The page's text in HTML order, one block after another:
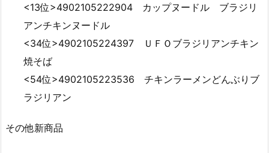
<13位>4902105222904 カップヌードル ブラジリ
アンチキンヌードル
<34位>4902105224397 ＵＦＯブラジリアンチキン
焼そば
<54位>4902105223536 チキンラーメンどんぶりブ
ラジリアン
その他新商品